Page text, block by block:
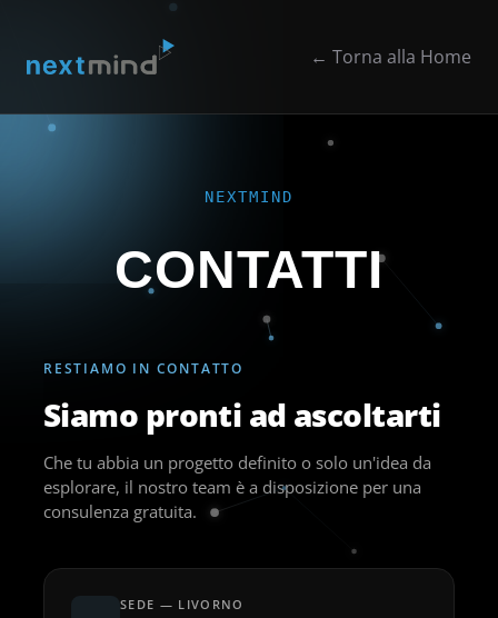
← Torna alla Home
NEXTMIND
CONTATTI
RESTIAMO IN CONTATTO
Siamo pronti ad ascoltarti
Che tu abbia un progetto definito o solo un'idea da
esplorare, il nostro team è a disposizione per una
consulenza gratuita.
SEDE — LIVORNO